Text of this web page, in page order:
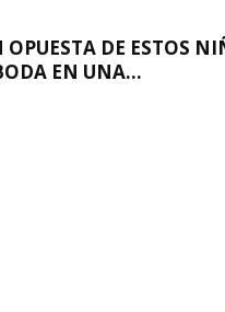
OPUESTA DE ESTOS
EN UNA...